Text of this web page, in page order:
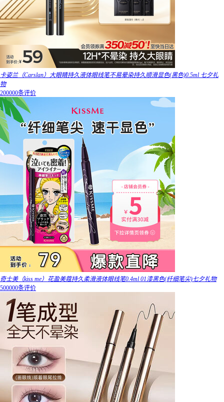
卡姿兰（Carslan）大眼睛持久液体眼线笔不易晕染持久顺滑显色(黑色)0.5ml 七夕礼
物
200000条评价
奇士美（kiss me）花盈美蔻持久柔滑液体眼线笔0.4ml 01漆黑色(纤细笔尖)七夕礼物
500000条评价